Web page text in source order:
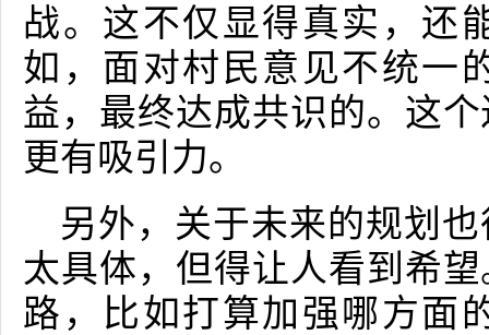
战。这不仅显得真实，还
如，面对村民意见不统一
益，最终达成共识的。这
更有吸引力。
另外，关于未来的规划
太具体，但得让人看到希
路，比如打算加强哪方面